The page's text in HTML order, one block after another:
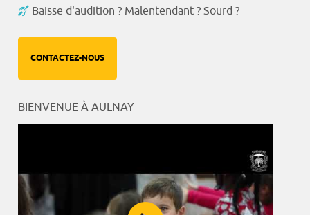
Baisse d'audition ? Malentendant ? Sourd ?
CONTACTEZ-NOUS
BIENVENUE À AULNAY